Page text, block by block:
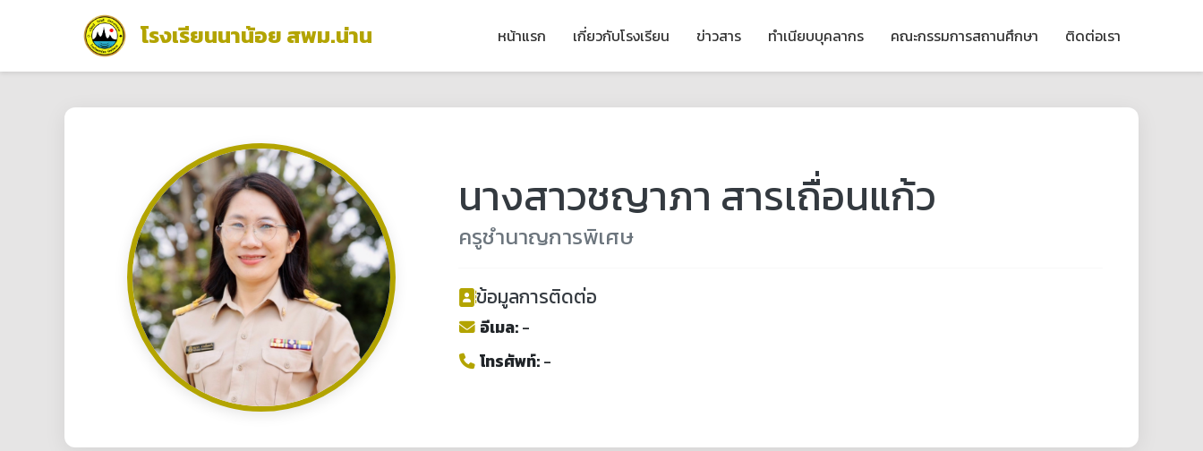
โรงเรียนนาน้อย สพม.น่าน หน้าแรก เกี่ยวกับโรงเรียน ข่าวสาร ทำเนียบบุคลากร คณะกรรมการสถานศึกษา ติดต่อเรา
นางสาวชญาภา สารเถื่อนแก้ว
ครูชำนาญการพิเศษ
ข้อมูลการติดต่อ
อีเมล:-
โทรศัพท์:-